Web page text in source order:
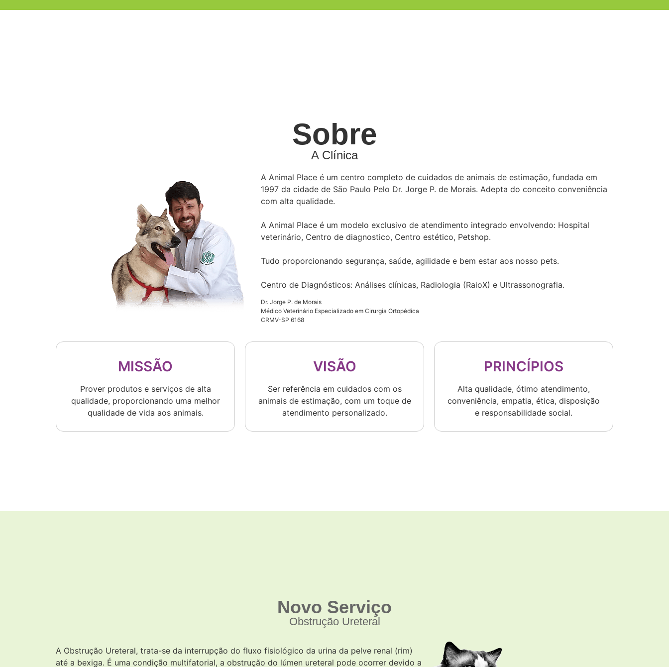
Sobre
A Clínica
A Animal Place é um centro completo de cuidados de animais de estimação, fundada em
1997 da cidade de São Paulo Pelo Dr. Jorge P. de Morais. Adepta do conceito conveniência
com alta qualidade.
A Animal Place é um modelo exclusivo de atendimento integrado envolvendo: Hospital
veterinário, Centro de diagnostico, Centro estético, Petshop.
Tudo proporcionando segurança, saúde, agilidade e bem estar aos nosso pets.
Centro de Diagnósticos: Análises clínicas, Radiologia (RaioX) e Ultrassonografia.
Dr. Jorge P. de Morais
Médico Veterinário Especializado em Cirurgia Ortopédica
CRMV-SP 6168
MISSÃO
Prover produtos e serviços de alta
qualidade, proporcionando uma melhor
qualidade de vida aos animais.
VISÃO
Ser referência em cuidados com os
animais de estimação, com um toque de
atendimento personalizado.
PRINCÍPIOS
Alta qualidade, ótimo atendimento,
conveniência, empatia, ética, disposição
e responsabilidade social.
Novo Serviço
Obstrução Ureteral
A Obstrução Ureteral, trata-se da interrupção do fluxo fisiológico da urina da pelve renal (rim)
até a bexiga. É uma condição multifatorial, a obstrução do lúmen ureteral pode ocorrer devido a